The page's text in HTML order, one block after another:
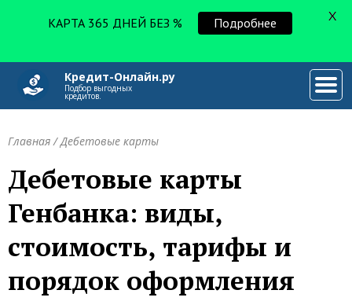
Кредит-Онлайн.ру
Подбор выгодных
кредитов.
###
Главная/Дебетовые карты
Дебетовые карты
Генбанка: виды,
стоимость, тарифы и
порядок оформления
КАРТА 365 ДНЕЙ БЕЗ % Подробнее X